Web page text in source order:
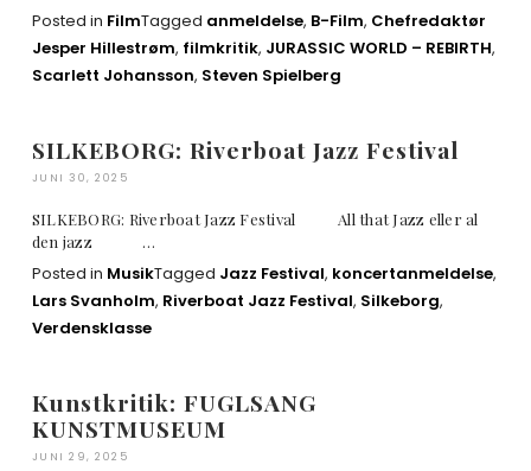
Posted in FilmTagged anmeldelse, B-Film, Chefredaktør
Jesper Hillestrøm, filmkritik, JURASSIC WORLD – REBIRTH,
Scarlett Johansson, Steven Spielberg
SILKEBORG: Riverboat Jazz Festival
JUNI 30, 2025
SILKEBORG: Riverboat Jazz Festival All that Jazz eller al
den jazz …
Posted in MusikTagged Jazz Festival, koncertanmeldelse,
Lars Svanholm, Riverboat Jazz Festival, Silkeborg,
Verdensklasse
Kunstkritik: FUGLSANG
KUNSTMUSEUM
JUNI 29, 2025